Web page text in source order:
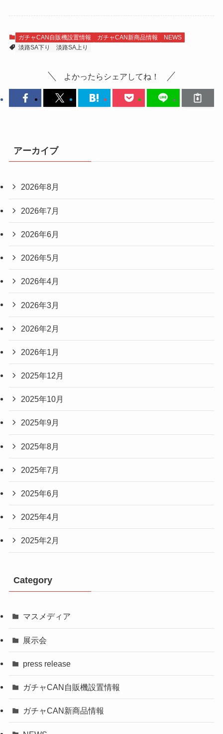
ガチャCAN自販機設置情報 ガチャCAN新商品情報
NEWS
淡路SA下り
淡路SA上り
よかったらシェアしてね！
アーカイブ
2026年8月
2026年7月
2026年6月
2026年5月
2026年4月
2026年3月
2026年2月
2026年1月
2025年12月
2025年10月
2025年9月
2025年8月
2025年7月
2025年6月
2025年4月
2025年2月
Category
マスメディア
展示会
press release
ガチャCAN自販機設置情報
ガチャCAN新商品情報